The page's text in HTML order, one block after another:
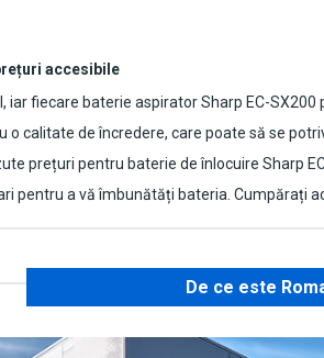
accesibile
iar fiecare baterie aspirator Sharp EC-SX200
calitate de încredere, care poate să se
prețuri pentru baterie de înlocuire Sharp
pentru a vă îmbunătăți bateria. Cumpărați
De ce este